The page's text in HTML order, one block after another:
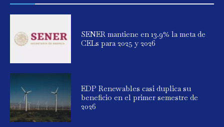
SENER mantiene en 13.9% la meta de
CELs para 2025 y 2026
EDP Renewables casi duplica su
beneficio en el primer semestre de
2026